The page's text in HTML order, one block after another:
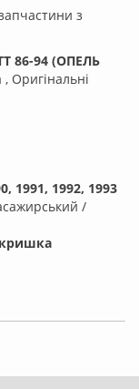
з
86-94 (ОПЕЛЬ
, Оригінальні
1991, 1992, 1993
/